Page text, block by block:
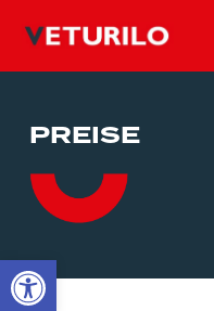
Open toolbar
PREISE